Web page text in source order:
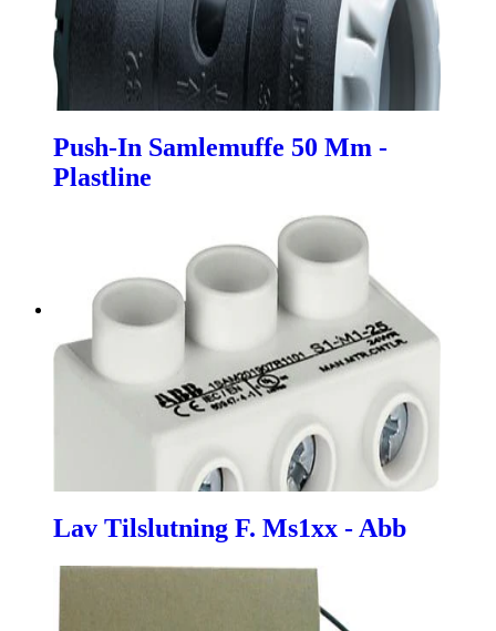
Push-In Samlemuffe 50 Mm -
Plastline
Lav Tilslutning F. Ms1xx - Abb